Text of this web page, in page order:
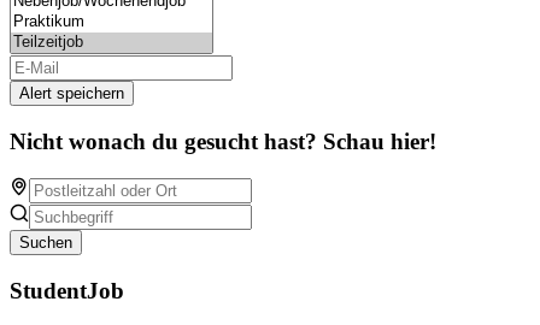
Alert speichern
Nicht wonach du gesucht hast? Schau hier!
Suchen
StudentJob